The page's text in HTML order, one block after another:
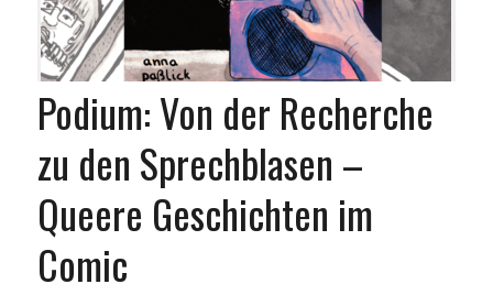
Podium: Von der Recherche
zu den Sprechblasen –
Queere Geschichten im
Comic